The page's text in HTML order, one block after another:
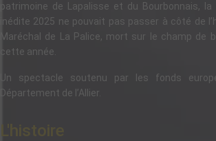
patrimoine de Lapalisse et du Bourbonnais,
inédite 2025 ne pouvait pas passer à côté de
Maréchal de La Palice, mort sur le champ de
cette année.
Un spectacle soutenu par les fonds
Département de l’Allier.
L'histoire